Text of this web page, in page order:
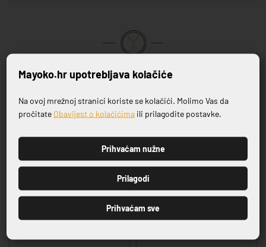
Povezani proizvodi
Prijavite se na naš newsletter
PRIJAVI SE
Mayoko.hr upotrebljava kolačiće
Na ovoj mrežnoj stranici koriste se kolačići. Molimo Vas da
pročitate Obavijest o kolačićima ili prilagodite postavke.
Prihvaćam nužne
Prilagodi
Prihvaćam sve